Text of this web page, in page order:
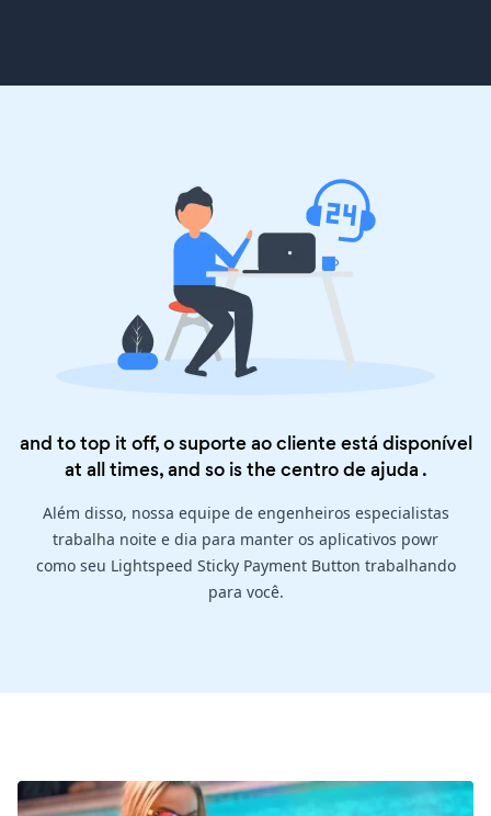
and to top it off, o suporte ao cliente está disponível
at all times, and so is thecentro de ajuda .
Além disso, nossa equipe de engenheiros especialistas
trabalha noite e dia para manter os aplicativos powr
como seu Lightspeed Sticky Payment Button trabalhando
para você.